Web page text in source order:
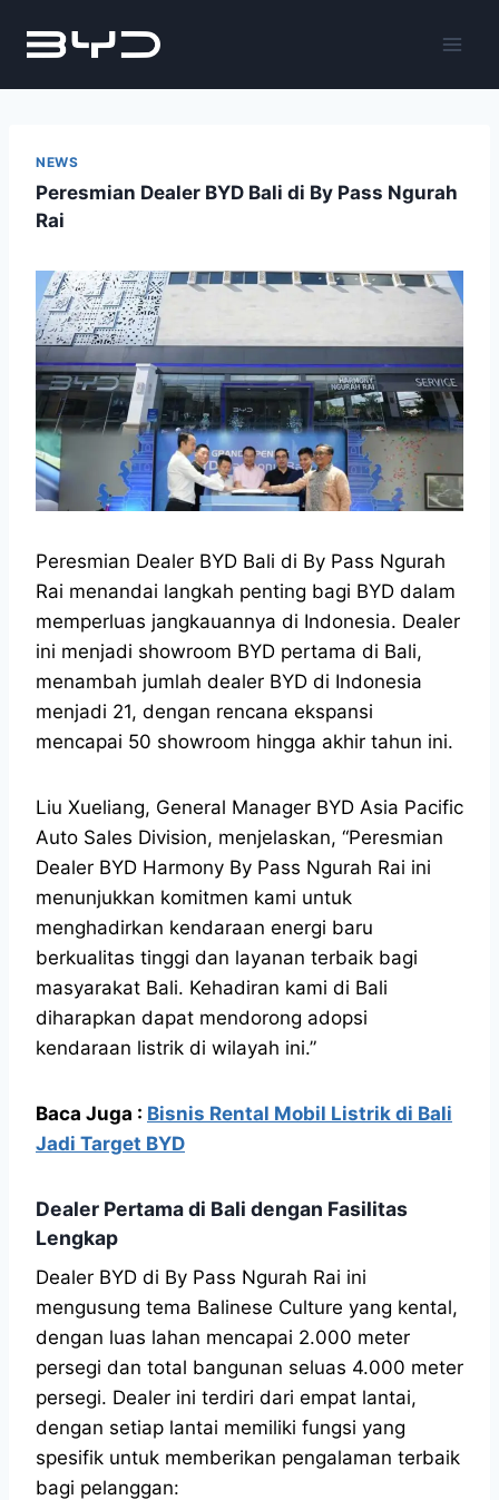
NEWS
Peresmian Dealer BYD Bali di By Pass Ngurah
Rai
Peresmian Dealer BYD Bali di By Pass Ngurah
Rai menandai langkah penting bagi BYD dalam
memperluas jangkauannya di Indonesia. Dealer
ini menjadi showroom BYD pertama di Bali,
menambah jumlah dealer BYD di Indonesia
menjadi 21, dengan rencana ekspansi
mencapai 50 showroom hingga akhir tahun ini.
Liu Xueliang, General Manager BYD Asia Pacific
Auto Sales Division, menjelaskan, “Peresmian
Dealer BYD Harmony By Pass Ngurah Rai ini
menunjukkan komitmen kami untuk
menghadirkan kendaraan energi baru
berkualitas tinggi dan layanan terbaik bagi
masyarakat Bali. Kehadiran kami di Bali
diharapkan dapat mendorong adopsi
kendaraan listrik di wilayah ini.”
Baca Juga : Bisnis Rental Mobil Listrik di Bali
Jadi Target BYD
Dealer Pertama di Bali dengan Fasilitas
Lengkap
Dealer BYD di By Pass Ngurah Rai ini
mengusung tema Balinese Culture yang kental,
dengan luas lahan mencapai 2.000 meter
persegi dan total bangunan seluas 4.000 meter
persegi. Dealer ini terdiri dari empat lantai,
dengan setiap lantai memiliki fungsi yang
spesifik untuk memberikan pengalaman terbaik
bagi pelanggan: